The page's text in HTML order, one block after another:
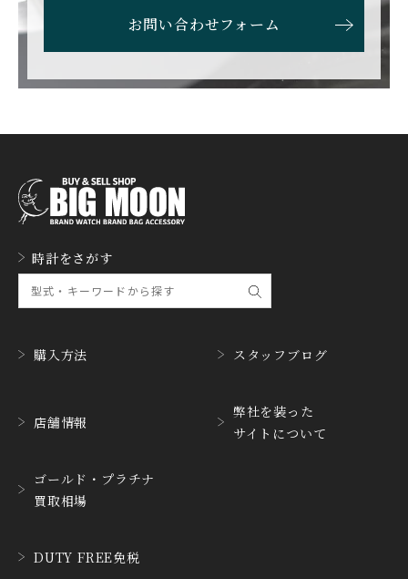
F.P.ジュルヌ
ファーブル・ルーバ フォルティス
FRANCK MULLER NT
GERALD GENTA
ジェラルド・ジェンタ
GLASHUTTE ORIGINA
L
グラスヒュッテ・オリジ
ナル
グッチ
HARRY WINSTON
HEINRICH-GEISEN
ハインリッヒ ガイセン
HORAE
ホライ
お問い合わせフォーム
時計をさがす
購入方法
店舗情報
ゴールド・プラチナ
買取相場
DUTY FREE免税
スタッフブログ
弊社を装った
サイトについて